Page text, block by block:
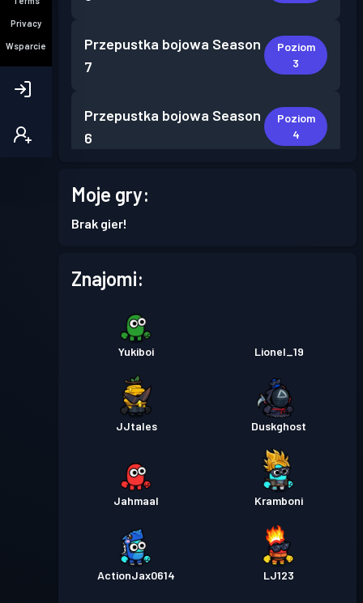
Privacy
Wsparcie Przepustka bojowa Season
7
Poziom
3
Przepustka bojowa Season
6
Poziom
4
Przepustka bojowa
Moje gry:
Brak gier!
Znajomi:
Yukiboi Lionel_19
JJtales Duskghost
Jahmaal Kramboni
ActionJax0614 LJ123